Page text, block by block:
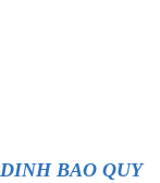
BAO QUY